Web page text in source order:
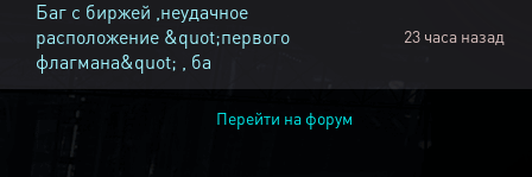
Баг с биржей ,неудачное
расположение &quot;первого
флагмана&quot; , ба
23 часа назад
Перейти на форум